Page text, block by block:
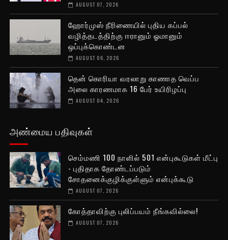
AUGUST 07, 2026
ஹோர்முஸ் நீரிணையில் புதிய கப்பல்
வழித்தடத்திற்கு ஈரானும் ஓமானும்
ஒப்புக்கொண்டன
AUGUST 06, 2026
தென் கொரியா வரலாறு காணாத வெப்ப
அலை காரணமாக 16 பேர் உயிரிழப்பு
AUGUST 04, 2026
அண்மைய பதிவுகள்
செம்மணி 100 நாளில் 501 என்புகூடுகள் மீட்பு
- புதிதாக தோண்டப்படும்
சோதனைக்குழிக்குள்ளும் என்புக்கூடு
AUGUST 07, 2026
கோத்தாவிற்கு புலிப்பயம் நீங்கவில்லை!
AUGUST 07, 2026